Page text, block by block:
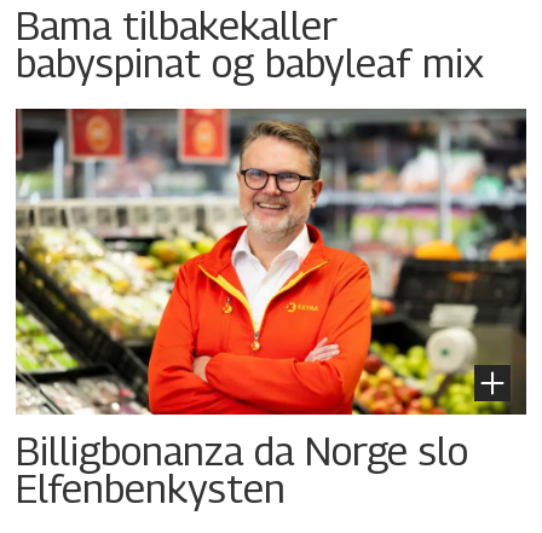
Bama tilbakekaller
babyspinat og babyleaf mix
Billigbonanza da Norge slo
Elfenbenkysten